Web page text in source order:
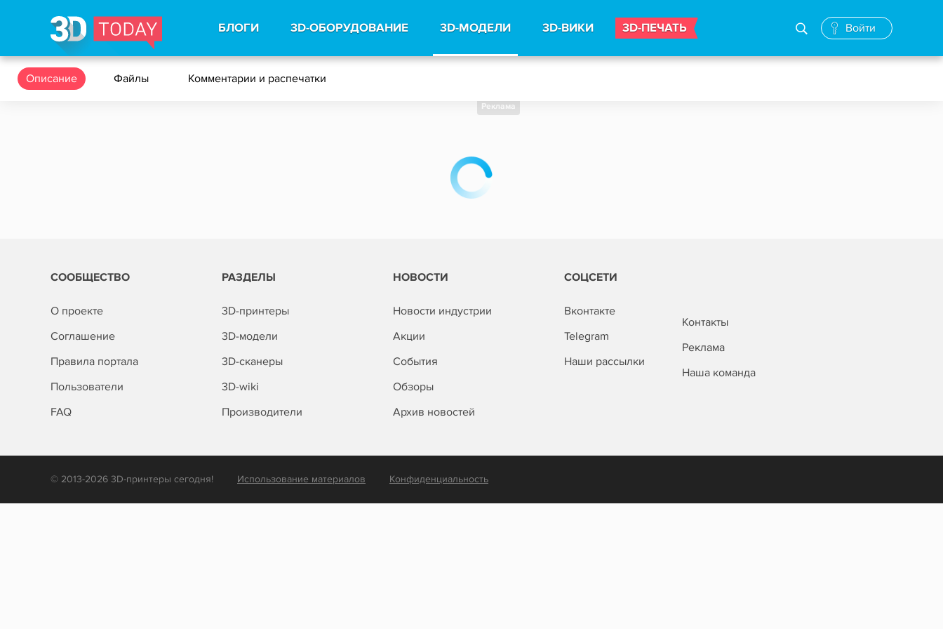
БЛОГИ 3D-ОБОРУДОВАНИЕ 3D-МОДЕЛИ 3D-ВИКИ 3D-ПЕЧАТЬ Войти
Описание Файлы Комментарии и распечатки
Реклама
СООБЩЕСТВО
О проекте
Соглашение
Правила портала
Пользователи
FAQ
РАЗДЕЛЫ
3D-принтеры
3D-модели
3D-сканеры
3D-wiki
Производители
НОВОСТИ
Новости индустрии
Акции
События
Обзоры
Архив новостей
СОЦСЕТИ
Вконтакте
Telegram
Наши рассылки
Контакты
Реклама
Наша команда
© 2013-2026 3D-принтеры сегодня! Использование материалов Конфиденциальность